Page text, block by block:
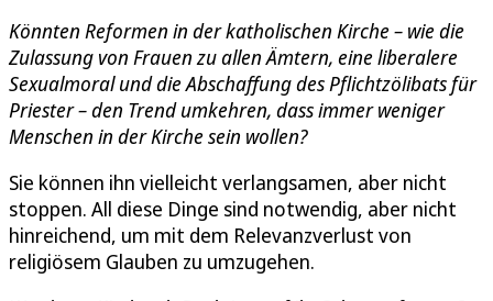
Könnten Reformen in der katholischen Kirche – wie die
Zulassung von Frauen zu allen Ämtern, eine liberalere
Sexualmoral und die Abschaffung des Pflichtzölibats für
Priester – den Trend umkehren, dass immer weniger
Menschen in der Kirche sein wollen?
Sie können ihn vielleicht verlangsamen, aber nicht
stoppen. All diese Dinge sind notwendig, aber nicht
hinreichend, um mit dem Relevanzverlust von
religiösem Glauben zu umzugehen.